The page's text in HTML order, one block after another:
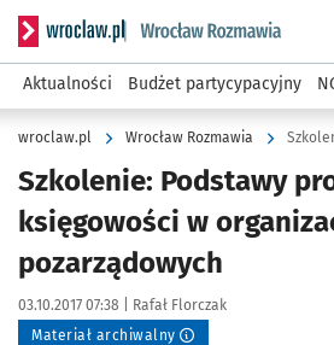
Serwis informacyjny wroclaw.pl
Aktualności Budżet partycypacyjny
wroclaw.pl Wrocław Rozmawia
Szkolenie: Podstawy
księgowości w
pozarządowych
Data publikacji:
03.10.2017 07:38 | Autor:
Rafał Florczak
Materiał archiwalny